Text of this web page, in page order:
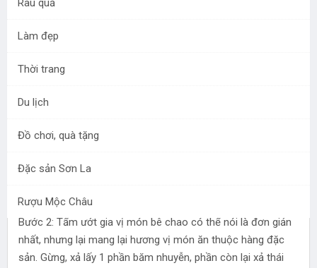
Rau quả
Làm đẹp
Thời trang
Du lịch
Đồ chơi, quà tặng
Đặc sản Sơn La
Rượu Mộc Châu
Nhiều người mua thịt bê sữa xong hỏi cách làm món bê
Châu Food review nhé
Bước 1: Chọn nguyên liệu phải thật tươi, đây là khâu quyết
ngày tuổi, không nhất thiết phải là chọn phần thịt vai, mông
phải chặt miếng to, vuông như quân cờ.
Bước 2: Tẩm ướt gia vị món bê chao có thể nói là đơn giản
nhất, nhưng lại mang lại hương vị món ăn thuộc hàng đặc
sản. Gừng, xả lấy 1 phần băm nhuyễn, phần còn lại xả thái